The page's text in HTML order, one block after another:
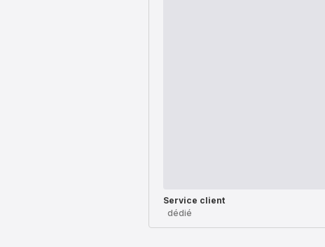
Service client
dédié